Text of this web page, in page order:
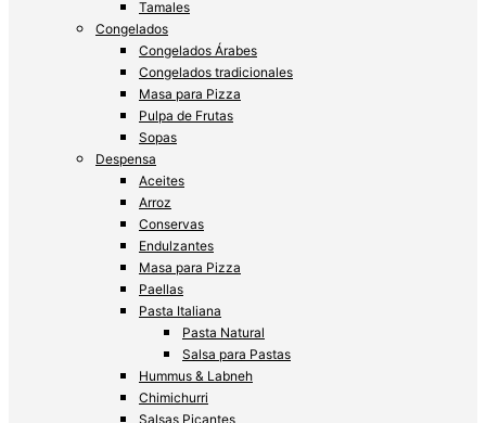
Tamales
Congelados
Congelados Árabes
Congelados tradicionales
Masa para Pizza
Pulpa de Frutas
Sopas
Despensa
Aceites
Arroz
Conservas
Endulzantes
Masa para Pizza
Paellas
Pasta Italiana
Pasta Natural
Salsa para Pastas
Hummus & Labneh
Chimichurri
Salsas Picantes